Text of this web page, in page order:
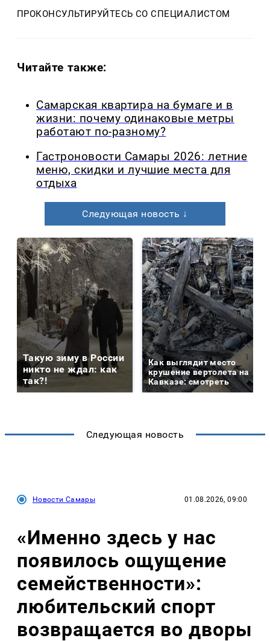
ПРОКОНСУЛЬТИРУЙТЕСЬ СО СПЕЦИАЛИСТОМ
Читайте также:
Самарская квартира на бумаге и в
жизни: почему одинаковые метры
работают по-разному?
Гастроновости Самары 2026: летние
меню, скидки и лучшие места для
отдыха
Следующая новость ↓
Такую зиму в России
никто не ждал: как
так?!
Как выглядит место
крушение вертолета на
Кавказе: смотреть
Следующая новость
Новости Самары 01.08.2026, 09:00
«Именно здесь у нас
появилось ощущение
семейственности»:
любительский спорт
возвращается во дворы